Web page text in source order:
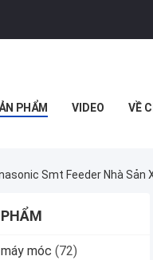
PHẨM VIDEO VỀ
Smt Feeder Nhà Sản
móc (72)